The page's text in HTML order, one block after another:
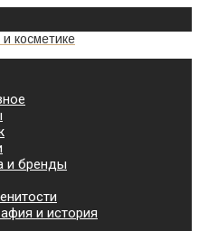
косметике
и бренды
и история